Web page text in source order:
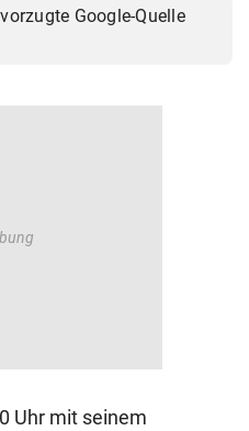
Google-Quelle
Uhr mit seinem